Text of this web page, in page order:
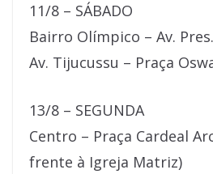
11/8 – SÁBADO
Bairro Olímpico – Av.
Av. Tijucussu – Praça
13/8 – SEGUNDA
Centro – Praça Cardeal
frente à Igreja Matriz)